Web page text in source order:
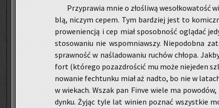
Przy­pra­wia mnie o zło­śli­wą we­soł­ko­wa­tość
blą, ni­czym cepem. Tym bar­dziej jest to
pro­we­nien­cją i cep miał spo­sob­ność oglą­dać
sto­so­wa­niu nie wspo­mniaw­szy. Nie­po­dob­na
spraw­ność w na­śla­do­wa­niu ru­chów chło­pa.
fort (któ­re­go po­zaz­dro­ścić mu może nie­je­den
no­wa­nie fech­tun­ku miał aż nadto, bo nie w
w wie­kach. Wszak pan Finve wiele ma
dyn­ku. Żyjąc tyle lat wi­nien po­znać wszyst­kie